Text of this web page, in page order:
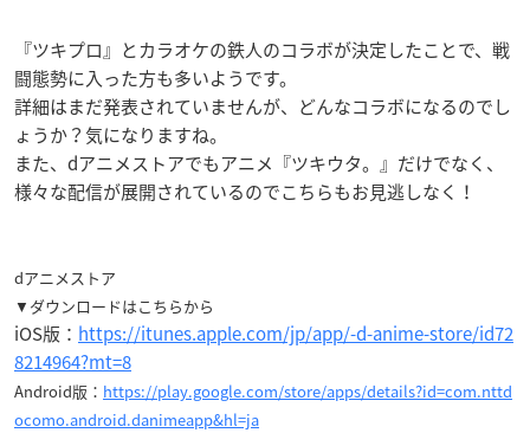
『ツキプロ』とカラオケの鉄人のコラボが決定したことで、戦
闘態勢に入った方も多いようです。
詳細はまだ発表されていませんが、どんなコラボになるのでし
ょうか？気になりますね。
また、dアニメストアでもアニメ『ツキウタ。』だけでなく、
様々な配信が展開されているのでこちらもお見逃しなく！
dアニメストア
▼ダウンロードはこちらから
iOS版： https://itunes.apple.com/jp/app/-d-anime-store/id72
8214964?mt=8
Android版： https://play.google.com/store/apps/details?id=com.nttd
ocomo.android.danimeapp&hl=ja